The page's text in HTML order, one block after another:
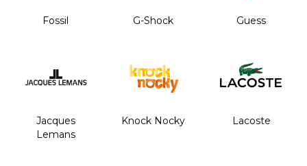
Fossil G-Shock Guess
Jacques
Lemans
Knock Nocky Lacoste